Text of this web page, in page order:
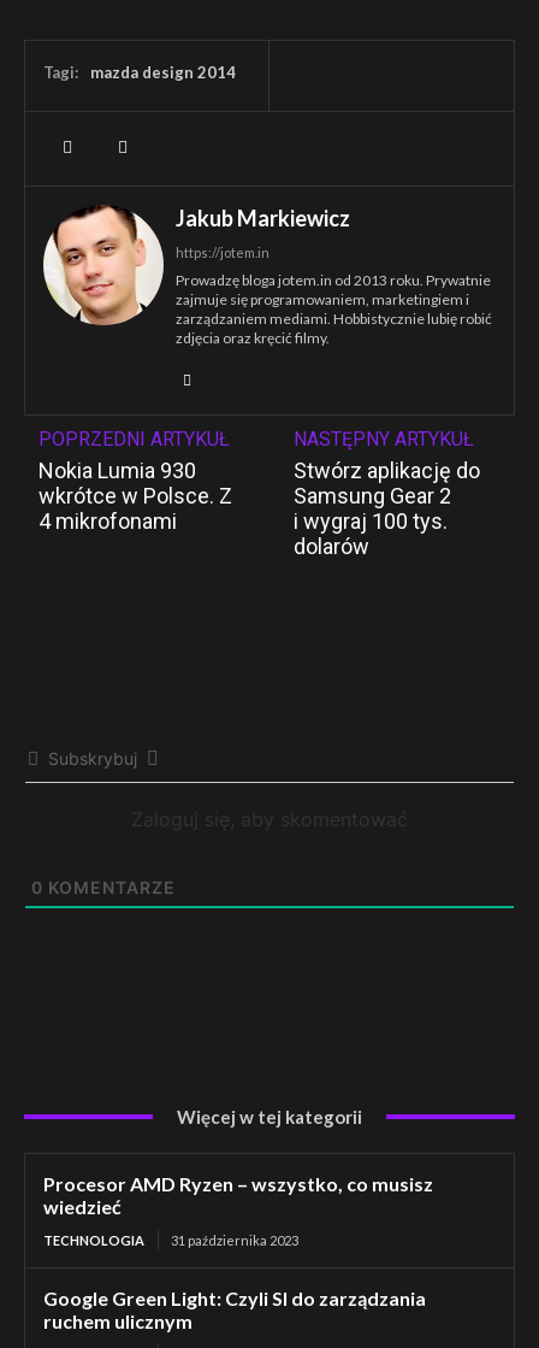
Tagi: mazda design 2014
Jakub Markiewicz
https://jotem.in
Prowadzę bloga jotem.in od 2013 roku. Prywatnie
zajmuje się programowaniem, marketingiem i
zarządzaniem mediami. Hobbistycznie lubię robić
zdjęcia oraz kręcić filmy.
POPRZEDNI ARTYKUŁ
Nokia Lumia 930
wkrótce w Polsce. Z
4 mikrofonami
NASTĘPNY ARTYKUŁ
Stwórz aplikację do
Samsung Gear 2
i wygraj 100 tys.
dolarów
Subskrybuj
Zaloguj się, aby skomentować
0 KOMENTARZE
Więcej w tej kategorii
Procesor AMD Ryzen – wszystko, co musisz
wiedzieć
TECHNOLOGIA 31 października 2023
Google Green Light: Czyli SI do zarządzania
ruchem ulicznym